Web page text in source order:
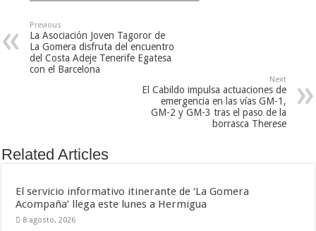
Previous
La Asociación Joven Tagoror de
La Gomera disfruta del encuentro
del Costa Adeje Tenerife Egatesa
con el Barcelona
Next
El Cabildo impulsa actuaciones de
emergencia en las vías GM-1,
GM-2 y GM-3 tras el paso de la
borrasca Therese
Related Articles
El servicio informativo itinerante de ‘La Gomera
Acompaña’ llega este lunes a Hermigua
8 agosto, 2026